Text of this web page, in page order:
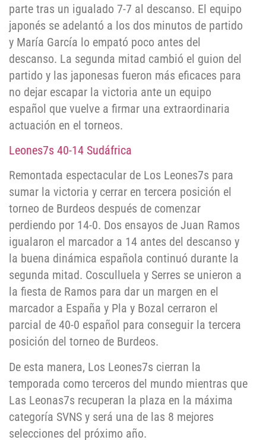
parte tras un igualado 7-7 al descanso. El equipo
japonés se adelantó a los dos minutos de partido
y María García lo empató poco antes del
descanso. La segunda mitad cambió el guion del
partido y las japonesas fueron más eficaces para
no dejar escapar la victoria ante un equipo
español que vuelve a firmar una extraordinaria
actuación en el torneos.
Leones7s 40-14 Sudáfrica
Remontada espectacular de Los Leones7s para
sumar la victoria y cerrar en tercera posición el
torneo de Burdeos después de comenzar
perdiendo por 14-0. Dos ensayos de Juan Ramos
igualaron el marcador a 14 antes del descanso y
la buena dinámica española continuó durante la
segunda mitad. Cosculluela y Serres se unieron a
la fiesta de Ramos para dar un margen en el
marcador a España y Pla y Bozal cerraron el
parcial de 40-0 español para conseguir la tercera
posición del torneo de Burdeos.
De esta manera, Los Leones7s cierran la
temporada como terceros del mundo mientras que
Las Leonas7s recuperan la plaza en la máxima
categoría SVNS y será una de las 8 mejores
selecciones del próximo año.